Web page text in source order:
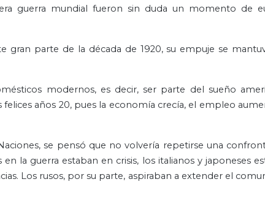
guerra mundial fueron sin duda un momento de
gran parte de la década de 1920, su empuje se
modernos, es decir, ser parte del sueño
años 20, pues la economía crecía, el empleo
se pensó que no volvería repetirse una
la guerra estaban en crisis, los italianos y japoneses
Los rusos, por su parte, aspiraban a extender el